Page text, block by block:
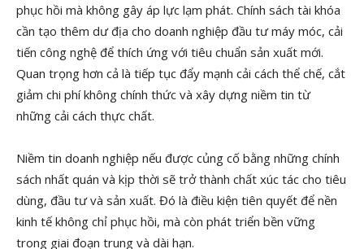
phục hồi mà không gây áp lực lạm phát. Chính sách tài khóa
cần tạo thêm dư địa cho doanh nghiệp đầu tư máy móc, cải
tiến công nghệ để thích ứng với tiêu chuẩn sản xuất mới.
Quan trọng hơn cả là tiếp tục đẩy mạnh cải cách thể chế, cắt
giảm chi phí không chính thức và xây dựng niềm tin từ
những cải cách thực chất.
Niềm tin doanh nghiệp nếu được củng cố bằng những chính
sách nhất quán và kịp thời sẽ trở thành chất xúc tác cho tiêu
dùng, đầu tư và sản xuất. Đó là điều kiện tiên quyết để nền
kinh tế không chỉ phục hồi, mà còn phát triển bền vững
trong giai đoạn trung và dài hạn.